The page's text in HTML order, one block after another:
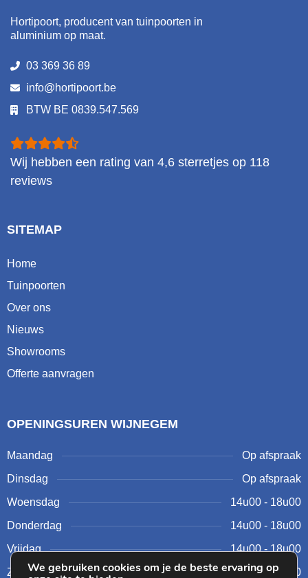
Hortipoort, producent van tuinpoorten in
aluminium op maat.
03 369 36 89
info@hortipoort.be
BTW BE 0839.547.569
Wij hebben een rating van 4,6 sterretjes op 118
reviews
SITEMAP
Home
Tuinpoorten
Over ons
Nieuws
Showrooms
Offerte aanvragen
OPENINGSUREN WIJNEGEM
Maandag
Op afspraak
Dinsdag
Op afspraak
Woensdag
14u00 - 18u00
Donderdag
14u00 - 18u00
Vrijdag
14u00 - 18u00
Zaterdag
10u00 - 17u00
We gebruiken cookies om je de beste ervaring op